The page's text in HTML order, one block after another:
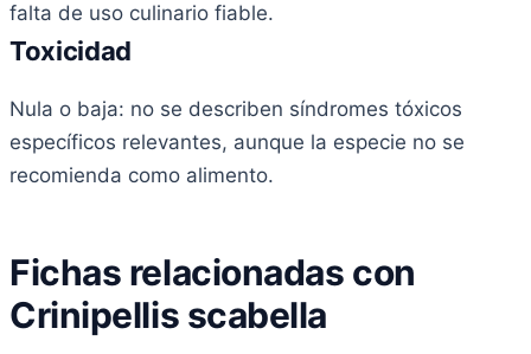
falta de uso culinario fiable.
Toxicidad
Nula o baja: no se describen síndromes tóxicos
específicos relevantes, aunque la especie no se
recomienda como alimento.
Fichas relacionadas con
Crinipellis scabella